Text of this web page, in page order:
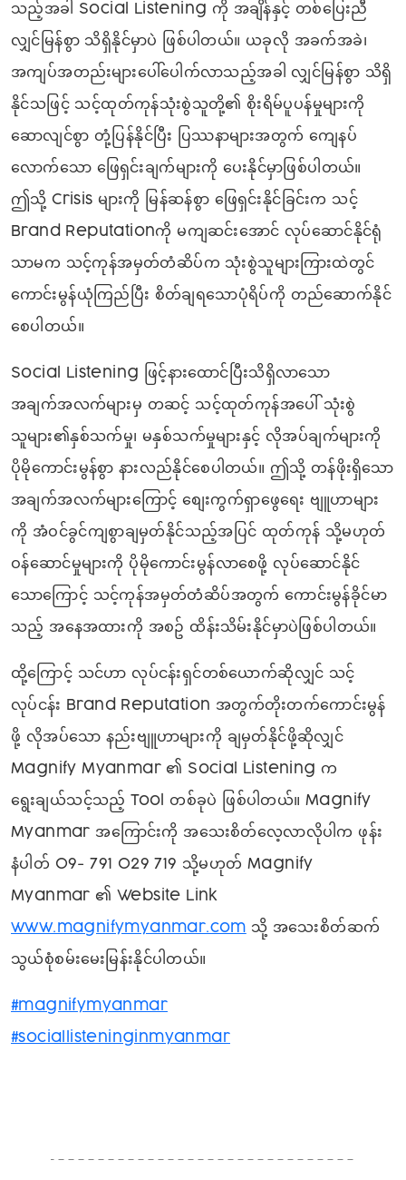
သည့်အခါ Social Listening ကို အချိန်နှင့် တစ်ပြေးညီ
လျှင်မြန်စွာ သိရှိနိုင်မှာပဲ ဖြစ်ပါတယ်။ ယခုလို အခက်အခဲ၊
အကျပ်အတည်းများပေါ်‌ပေါက်လာသည့်အခါ လျှင်မြန်စွာ သိရှိ
နိုင်သဖြင့် သင့်ထုတ်ကုန်သုံးစွဲသူတို့၏ စိုးရိမ်ပူပန်မှုများကို
ဆောလျင်စွာ တုံ့ပြန်နိုင်ပြီး ပြဿနာများအတွက် ကျေနပ်
လောက်သော ဖြေရှင်းချက်များကို ပေးနိုင်မှာဖြစ်ပါတယ်။
ဤသို့ Crisis များကို မြန်ဆန်စွာ ဖြေရှင်းနိုင်ခြင်းက သင့်
Brand Reputationကို မကျဆင်းအောင် လုပ်ဆောင်နိုင်ရုံ
သာမက သင့်ကုန်အမှတ်တံဆိပ်က သုံးစွဲသူများကြားထဲတွင်
ကောင်းမွန်ယုံကြည်ပြီး စိတ်ချရသောပုံရိပ်ကို တည်ဆောက်နိုင်
စေပါတယ်။
Social Listening ဖြင့်နားထောင်ပြီးသိရှိလာသော
အချက်အလက်များမှ တဆင့် သင့်ထုတ်ကုန်အပေါ် သုံးစွဲ
သူများ၏နှစ်သက်မှု၊ မနှစ်သက်မှုများနှင့် လိုအပ်ချက်များကို
ပိုမိုကောင်းမွန်စွာ နားလည်နိုင်စေပါတယ်။ ဤသို့ တန်ဖိုးရှိသော
အချက်အလက်များကြောင့် စျေးကွက်ရှာဖွေရေး ဗျူဟာများ
ကို အံဝင်ခွင်ကျစွာချမှတ်နိုင်သည့်အပြင် ထုတ်ကုန် သို့မဟုတ်
ဝန်ဆောင်မှုများကို ပိုမိုကောင်းမွန်လာစေဖို့ လုပ်ဆောင်နိုင်
သောကြောင့် သင့်ကုန်အမှတ်တံဆိပ်အတွက် ကောင်းမွန်ခိုင်မာ
သည့် အနေအထားကို အစဥ် ထိန်းသိမ်းနိုင်မှာပဲဖြစ်ပါတယ်။
ထို့ကြောင့် သင်ဟာ လုပ်ငန်းရှင်တစ်ယောက်ဆိုလျှင် သင့်
လုပ်ငန်း Brand Reputation အတွက်တိုးတက်ကောင်းမွန်
ဖို့ လိုအပ်သော နည်းဗျူဟာများကို ချမှတ်နိုင်ဖို့ဆိုလျှင်
Magnify Myanmar ၏ Social Listening က
ရွေးချယ်သင့်သည့် Tool တစ်ခုပဲ ဖြစ်ပါတယ်။ Magnify
Myanmar အကြောင်းကို အသေးစိတ်လေ့လာလိုပါက ဖုန်း
နံပါတ် 09- 791 029 719 သို့မဟုတ် Magnify
Myanmar ၏ Website Link
www.magnifymyanmar.com သို့ အသေးစိတ်ဆက်
သွယ်စုံစမ်းမေးမြန်းနိုင်ပါတယ်။
#magnifymyanmar
#sociallisteninginmyanmar